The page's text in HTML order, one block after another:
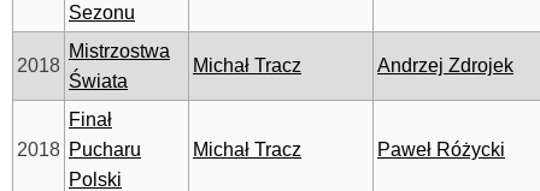
Sezonu
2018
Mistrzostwa
Świata
Michał Tracz Andrzej Zdrojek
2018
Finał
Pucharu
Polski
Michał Tracz Paweł Różycki